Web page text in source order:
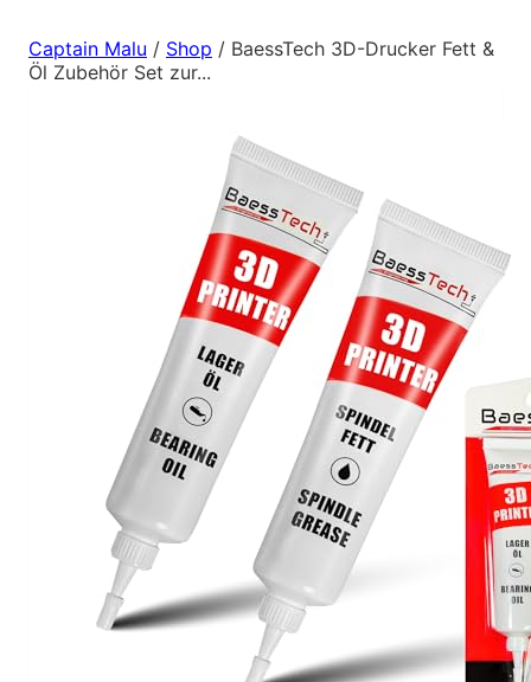
Captain Malu / Shop / BaessTech 3D-Drucker Fett &
Öl Zubehör Set zur...